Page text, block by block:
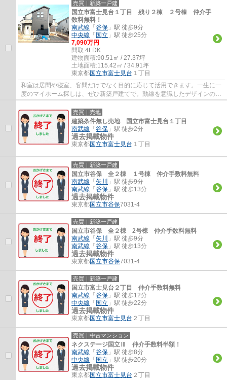
売買｜新築一戸建
国立市富士見台１丁目 残り２棟 ２号棟 仲介手
数料無料！
南武線 「 谷保 」駅 徒歩9分
中央線 「 国立 」駅 徒歩25分
7,090万円
間取:4LDK
建物面積:90.51㎡ / 27.37坪
土地面積:115.42㎡ / 34.91坪
東京都国立市富士見台 １丁目
和室は居間や寝室、客間だけでなく目的に応じて活用できます。一生に一
度のマイホーム探しは、ぜひ新築戸建てで。動線を意識したデザインのシ
ステムキッチン付きで作業能率が上がりま...
売買｜売地
建築条件無し売地 国立市富士見台１丁目
南武線 「 谷保 」駅 徒歩2分
過去掲載物件
東京都国立市富士見台 １丁目
売買｜新築一戸建
国立市谷保 全２棟 １号棟 仲介手数料無料
南武線 「 矢川
」駅 徒歩9分
南武線 「 谷保 」駅 徒歩13分
過去掲載物件
東京都国立市谷保7031-4
売買｜新築一戸建
国立市谷保 全２棟 2号棟 仲介手数料無料
南武線 「 矢川
」駅 徒歩9分
南武線 「 谷保 」駅 徒歩13分
過去掲載物件
東京都国立市谷保7031-4
売買｜新築一戸建
国立市富士見台２丁目 仲介手数料無料
南武線 「 谷保 」駅 徒歩12分
中央線 「 国立 」駅 徒歩22分
過去掲載物件
東京都国立市富士見台 ２丁目
売買｜中古マンション
ネクステージ国立Ⅲ 仲介手数料半額！
南武線 「 谷保 」駅 徒歩8分
中央線 「 国立 」駅 徒歩20分
過去掲載物件
東京都国立市富士見台 ２丁目